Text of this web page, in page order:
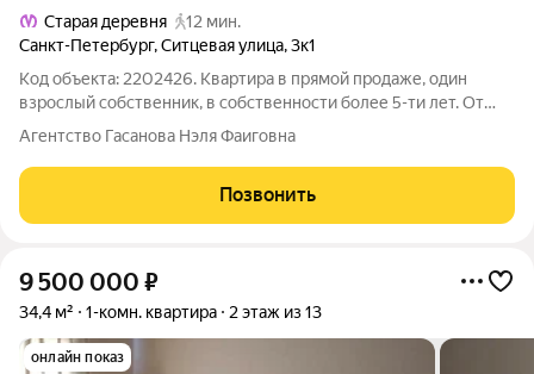
Старая деревня
12 мин.
Санкт-Петербург,Ситцевая улица,3к1
Код объекта: 2202426. Квартира в прямой продаже, один
взрослый собственник, в собственности более 5-ти лет. От
метро Старая деревня - 12 минут пешком. Из комнаты есть
коммунальных услуг. В данный момент
Агентство Гасанова Нэля Фаиговна
Позвонить
9 500 000 ₽
34,4 м² 1-комн. квартира 2 этаж из 13
онлайн показ